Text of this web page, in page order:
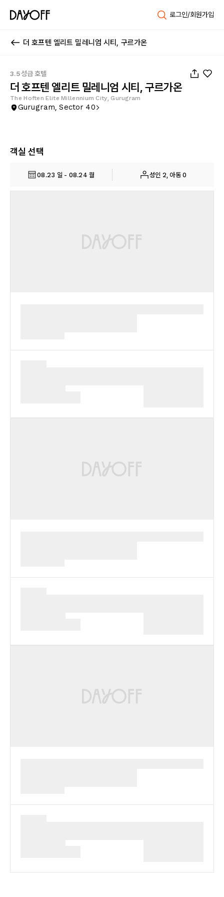
로그인/회원가입
더 호프텐 엘리트 밀레니엄 시티, 구르가온
3.5성급 호텔
더 호프텐 엘리트 밀레니엄 시티, 구르가온
The Hoften Elite Millennium City, Gurugram
Gurugram, Sector 40
객실 선택
08.23 일 - 08.24 월 성인 2, 아동 0